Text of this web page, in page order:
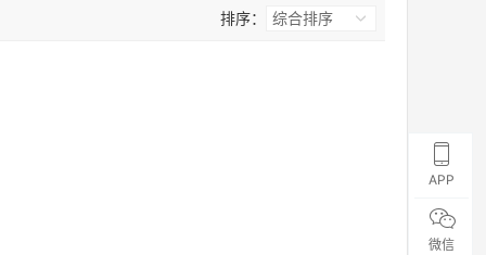
排序： 综合排序
APP
微信